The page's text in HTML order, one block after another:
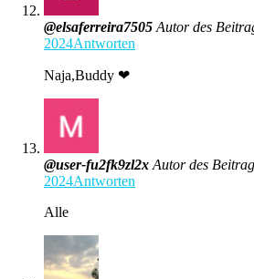
@elsaferreira7505 Autor des
2024Antworten
Naja,Buddy ❤
@user-fu2fk9zl2x Autor des
2024Antworten
Alle